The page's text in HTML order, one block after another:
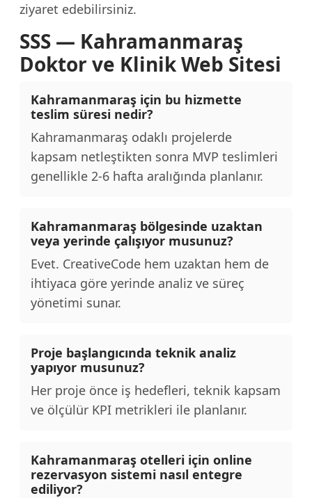
ziyaret edebilirsiniz.
SSS — Kahramanmaraş
Doktor ve Klinik Web Sitesi
Kahramanmaraş için bu hizmette
teslim süresi nedir?
Kahramanmaraş odaklı projelerde
kapsam netleştikten sonra MVP teslimleri
genellikle 2-6 hafta aralığında planlanır.
Kahramanmaraş bölgesinde uzaktan
veya yerinde çalışıyor musunuz?
Evet. CreativeCode hem uzaktan hem de
ihtiyaca göre yerinde analiz ve süreç
yönetimi sunar.
Proje başlangıcında teknik analiz
yapıyor musunuz?
Her proje önce iş hedefleri, teknik kapsam
ve ölçülür KPI metrikleri ile planlanır.
Kahramanmaraş otelleri için online
rezervasyon sistemi nasıl entegre
ediliyor?